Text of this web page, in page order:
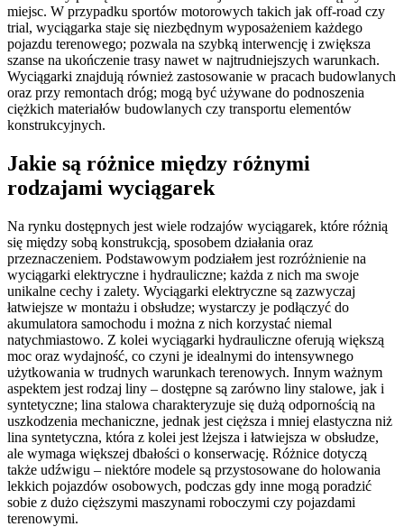
miejsc. W przypadku sportów motorowych takich jak off-road czy
trial, wyciągarka staje się niezbędnym wyposażeniem każdego
pojazdu terenowego; pozwala na szybką interwencję i zwiększa
szanse na ukończenie trasy nawet w najtrudniejszych warunkach.
Wyciągarki znajdują również zastosowanie w pracach budowlanych
oraz przy remontach dróg; mogą być używane do podnoszenia
ciężkich materiałów budowlanych czy transportu elementów
konstrukcyjnych.
Jakie są różnice między różnymi
rodzajami wyciągarek
Na rynku dostępnych jest wiele rodzajów wyciągarek, które różnią
się między sobą konstrukcją, sposobem działania oraz
przeznaczeniem. Podstawowym podziałem jest rozróżnienie na
wyciągarki elektryczne i hydrauliczne; każda z nich ma swoje
unikalne cechy i zalety. Wyciągarki elektryczne są zazwyczaj
łatwiejsze w montażu i obsłudze; wystarczy je podłączyć do
akumulatora samochodu i można z nich korzystać niemal
natychmiastowo. Z kolei wyciągarki hydrauliczne oferują większą
moc oraz wydajność, co czyni je idealnymi do intensywnego
użytkowania w trudnych warunkach terenowych. Innym ważnym
aspektem jest rodzaj liny – dostępne są zarówno liny stalowe, jak i
syntetyczne; lina stalowa charakteryzuje się dużą odpornością na
uszkodzenia mechaniczne, jednak jest cięższa i mniej elastyczna niż
lina syntetyczna, która z kolei jest lżejsza i łatwiejsza w obsłudze,
ale wymaga większej dbałości o konserwację. Różnice dotyczą
także udźwigu – niektóre modele są przystosowane do holowania
lekkich pojazdów osobowych, podczas gdy inne mogą poradzić
sobie z dużo cięższymi maszynami roboczymi czy pojazdami
terenowymi.